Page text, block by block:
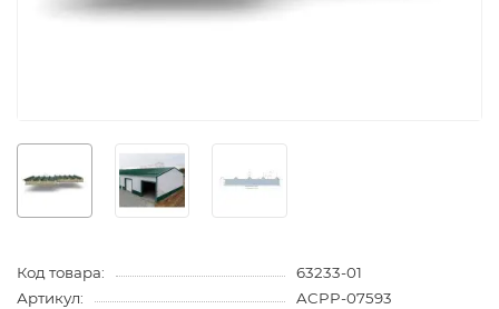
Код товара:
63233-01
Артикул:
ACPP-07593